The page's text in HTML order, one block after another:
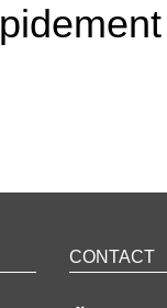
CONTACT